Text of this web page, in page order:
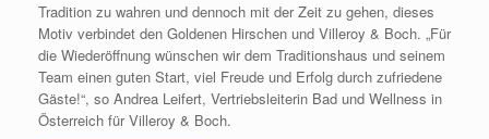
Tradition zu wahren und dennoch mit der Zeit zu gehen, dieses
Motiv verbindet den Goldenen Hirschen und Villeroy & Boch. „Für
die Wiederöffnung wünschen wir dem Traditionshaus und seinem
Team einen guten Start, viel Freude und Erfolg durch zufriedene
Gäste!“, so Andrea Leifert, Vertriebsleiterin Bad und Wellness in
Österreich für Villeroy & Boch.